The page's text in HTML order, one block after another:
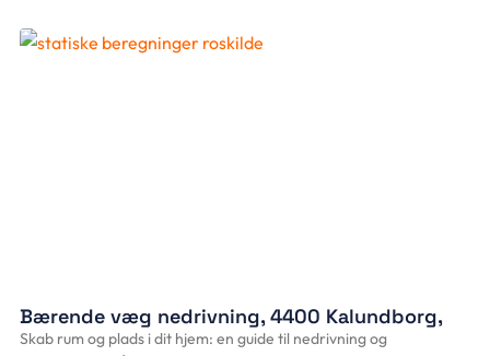
Bærende væg nedrivning, 4400 Kalundborg,
Skab rum og plads i dit hjem: en guide til nedrivning og